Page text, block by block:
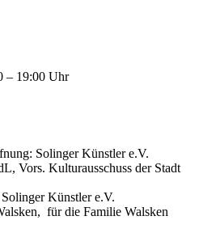
– 19:00 Uhr
Solinger Künstler e.V.
Vors. Kulturausschuss der Stadt
Künstler e.V.
für die Familie Walsken